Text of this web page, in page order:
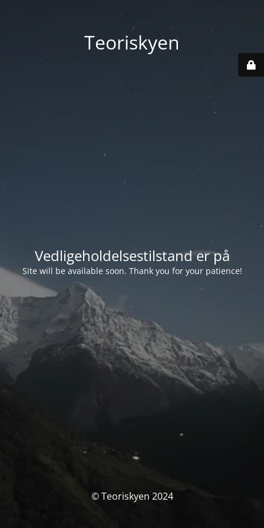
Teoriskyen
Vedligeholdelsestilstand er på
Site will be available soon. Thank you for your patience!
© Teoriskyen 2024